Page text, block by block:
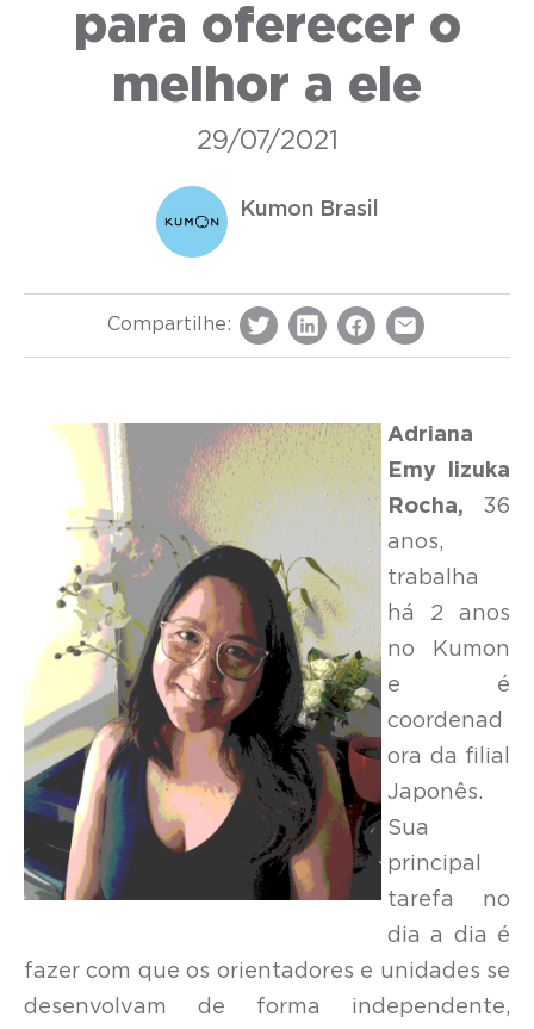
para oferecer o
melhor a ele
29/07/2021
Kumon Brasil
Compartilhe:
Adriana
Emy Iizuka
Rocha, 36
anos,
trabalha
há 2 anos
no Kumon
e é
coordenad
ora da filial
Japonês.
Sua
principal
tarefa no
dia a dia é
fazer com que os orientadores e unidades se
desenvolvam de forma independente,